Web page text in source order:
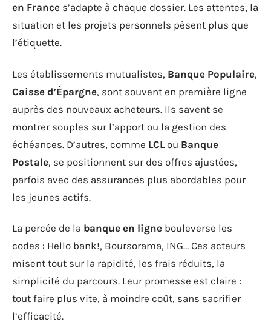
en France s’adapte à chaque dossier. Les attentes, la
situation et les projets personnels pèsent plus que
l’étiquette.
Les établissements mutualistes, Banque Populaire,
Caisse d’Épargne, sont souvent en première ligne
auprès des nouveaux acheteurs. Ils savent se
montrer souples sur l’apport ou la gestion des
échéances. D’autres, comme LCL ou Banque
Postale, se positionnent sur des offres ajustées,
parfois avec des assurances plus abordables pour
les jeunes actifs.
La percée de la banque en ligne bouleverse les
codes : Hello bank!, Boursorama, ING… Ces acteurs
misent tout sur la rapidité, les frais réduits, la
simplicité du parcours. Leur promesse est claire :
tout faire plus vite, à moindre coût, sans sacrifier
l’efficacité.